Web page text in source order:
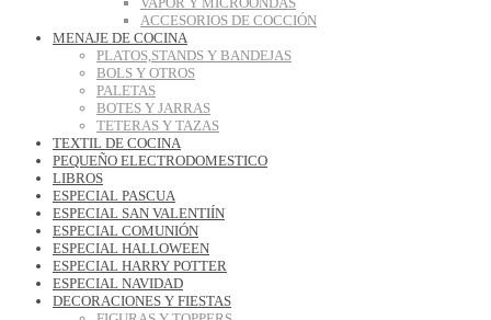
ACCESORIOS DE COCCIÓN
MENAJE DE COCINA
PLATOS,STANDS Y BANDEJAS
BOLS Y OTROS
PALETAS
BOTES Y JARRAS
TETERAS Y TAZAS
TEXTIL DE COCINA
PEQUEÑO ELECTRODOMESTICO
LIBROS
ESPECIAL PASCUA
ESPECIAL SAN VALENTIÍN
ESPECIAL COMUNIÓN
ESPECIAL HALLOWEEN
ESPECIAL HARRY POTTER
ESPECIAL NAVIDAD
DECORACIONES Y FIESTAS